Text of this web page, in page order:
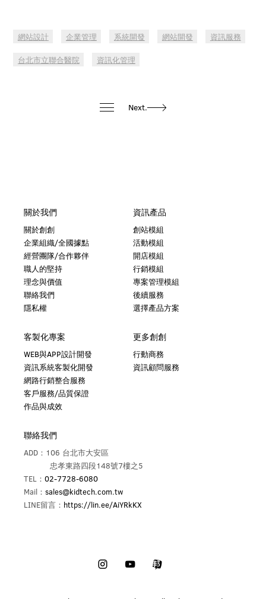
網站設計 企業管理 系統開發 網站開發 資訊服務
台北市立聯合醫院 資訊化管理
Next.
關於我們
關於創創
企業組織/全國據點
經營團隊/合作夥伴
職人的堅持
理念與價值
聯絡我們
隱私權
資訊產品
創站模組
活動模組
開店模組
行銷模組
專案管理模組
後續服務
選擇產品方案
客製化專案
WEB與APP設計開發
資訊系統客製化開發
網路行銷整合服務
客戶服務/品質保證
作品與成效
更多創創
行動商務
資訊顧問服務
聯絡我們
ADD：106 台北市大安區
忠孝東路四段148號7樓之5
TEL： 02-7728-6080
Mail： sales@kidtech.com.tw
LINE留言： https://lin.ee/AiYRkKX